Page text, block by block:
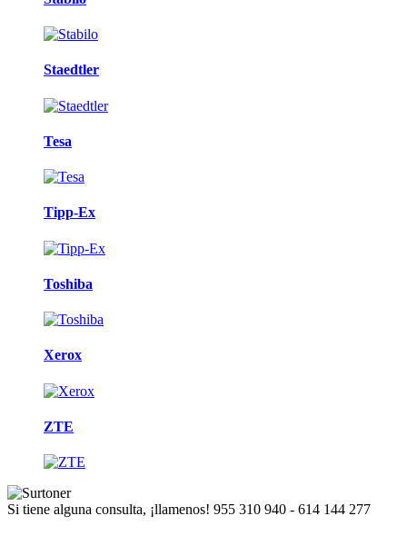
Staedtler
Tesa
Tipp-Ex
Toshiba
Xerox
ZTE
Si tiene alguna consulta, ¡llamenos! 955 310 940 - 614 144 277